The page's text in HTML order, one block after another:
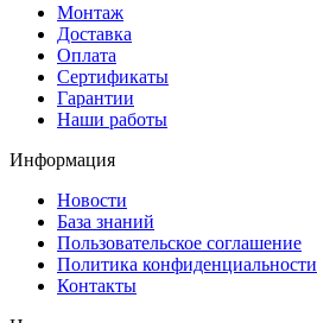
Монтаж
Доставка
Оплата
Сертификаты
Гарантии
Наши работы
Информация
Новости
База знаний
Пользовательское соглашение
Политика конфиденциальности
Контакты